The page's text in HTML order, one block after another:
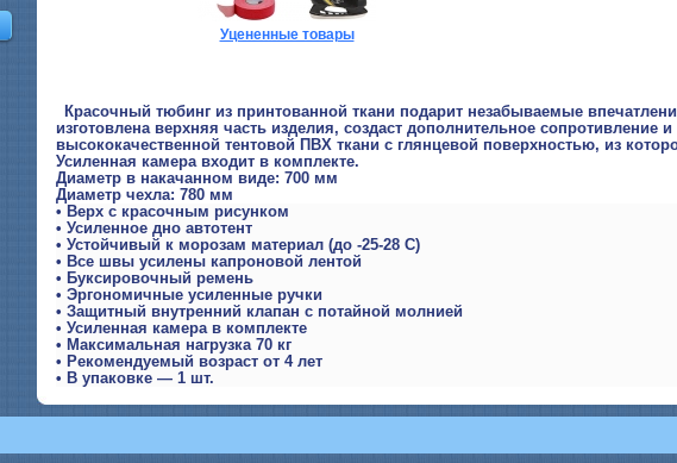
Уцененные товары
Красочный тюбинг из принтованной ткани подарит незабываемые
изготовлена верхняя часть изделия, создаст дополнительное сопротивление
высококачественной тентовой ПВХ ткани с глянцевой поверхностью, из
Усиленная камера входит в комплекте.
Диаметр в накачанном виде: 700 мм
Диаметр чехла: 780 мм
• Верх с красочным рисунком
• Усиленное дно автотент
• Устойчивый к морозам материал (до -25-28 С)
• Все швы усилены капроновой лентой
• Буксировочный ремень
• Эргономичные усиленные ручки
• Защитный внутренний клапан с потайной молнией
• Усиленная камера в комплекте
• Максимальная нагрузка 70 кг
• Рекомендуемый возраст от 4 лет
• В упаковке — 1 шт.